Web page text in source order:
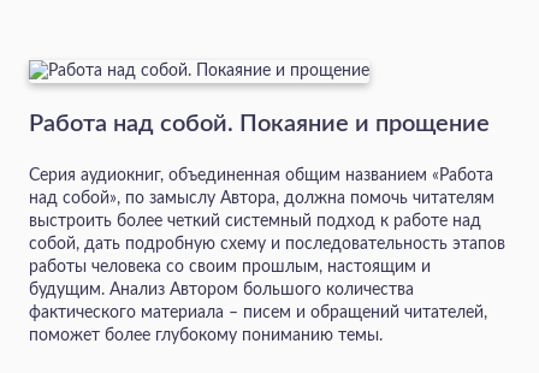
Работа над собой. Покаяние и прощение
Серия аудиокниг, объединенная общим названием «Работа
над собой», по замыслу Автора, должна помочь читателям
выстроить более четкий системный подход к работе над
собой, дать подробную схему и последовательность этапов
работы человека со своим прошлым, настоящим и
будущим. Анализ Автором большого количества
фактического материала – писем и обращений читателей,
поможет более глубокому пониманию темы.